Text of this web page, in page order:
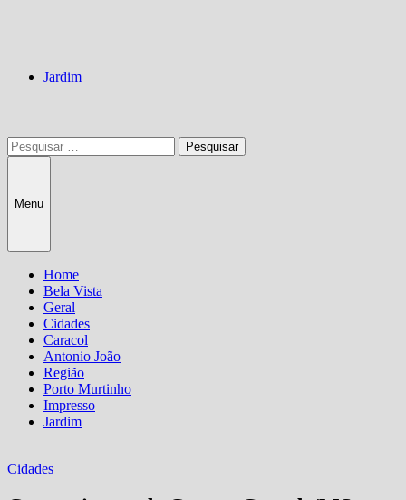
Jardim
Pesquisar
por:
Menu
Home
Bela Vista
Geral
Cidades
Caracol
Antonio João
Região
Porto Murtinho
Impresso
Jardim
Cidades